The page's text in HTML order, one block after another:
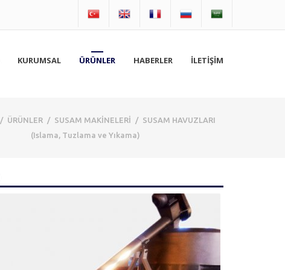
KURUMSAL ÜRÜNLER HABERLER İLETİŞİM
/ ÜRÜNLER / SUSAM MAKİNELERİ / SUSAM HAVUZLARI
(Islama, Tuzlama ve Yıkama)